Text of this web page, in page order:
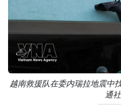
越南救援队在委内瑞拉地震中
通社